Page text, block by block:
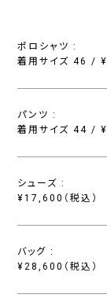
ポロシャツ :
着用サイズ 46 /
パンツ :
着用サイズ 44 /
シューズ :
¥17,600（税込）
バッグ :
¥28,600（税込）